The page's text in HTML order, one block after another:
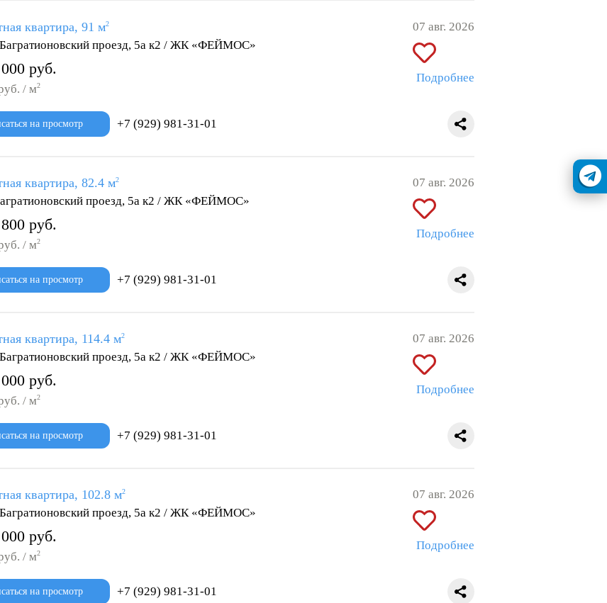
квартира, 91 м2
проезд, 5а к2 / ЖК «ФЕЙМОС»
07 авг. 2026
руб.
/ м2
Подробнее
на просмотр +7 (929) 981-31-01
квартира, 82.4 м2
проезд, 5а к2 / ЖК «ФЕЙМОС»
07 авг. 2026
руб.
/ м2
Подробнее
на просмотр +7 (929) 981-31-01
квартира, 114.4 м2
проезд, 5а к2 / ЖК «ФЕЙМОС»
07 авг. 2026
руб.
/ м2
Подробнее
на просмотр +7 (929) 981-31-01
квартира, 102.8 м2
проезд, 5а к2 / ЖК «ФЕЙМОС»
07 авг. 2026
руб.
/ м2
Подробнее
на просмотр +7 (929) 981-31-01